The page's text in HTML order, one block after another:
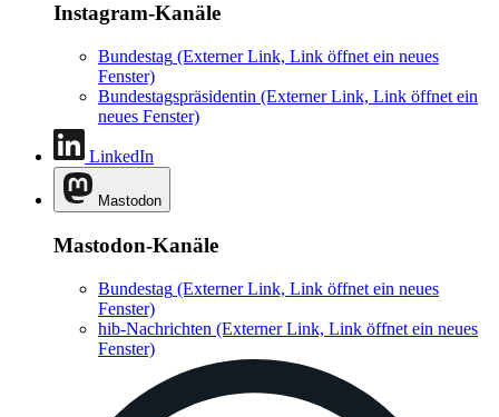
Instagram-Kanäle
Bundestag (Externer Link, Link öffnet ein neues
Fenster)
Bundestagspräsidentin (Externer Link, Link öffnet ein
neues Fenster)
LinkedIn
Mastodon
Mastodon-Kanäle
Bundestag (Externer Link, Link öffnet ein neues
Fenster)
hib-Nachrichten (Externer Link, Link öffnet ein neues
Fenster)